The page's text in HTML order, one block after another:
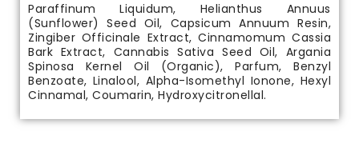
Paraffinum Liquidum, Helianthus Annuus
(Sunflower) Seed Oil, Capsicum Annuum Resin,
Zingiber Officinale Extract, Cinnamomum Cassia
Bark Extract, Cannabis Sativa Seed Oil, Argania
Spinosa Kernel Oil (Organic), Parfum, Benzyl
Benzoate, Linalool, Alpha-Isomethyl Ionone, Hexyl
Cinnamal, Coumarin, Hydroxycitronellal.